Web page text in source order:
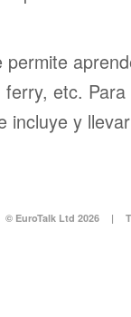
etc.
incluye y
© EuroTalk Ltd 2026 |